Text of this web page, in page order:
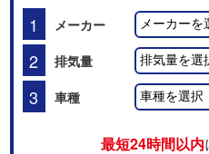
1 メーカー
2 排気量
3 車種
最短24時間以内